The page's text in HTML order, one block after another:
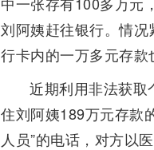
刘阿姨赶往银行。情
行卡内的一万多元存款
近期利用非法获取
住刘阿姨189万元存款
人员”的电话，对方以